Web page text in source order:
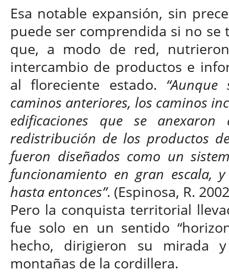
Esa notable expansión, sin
puede ser comprendida si no
que, a modo de red,
intercambio de productos e
al floreciente estado.
caminos anteriores, los caminos
edificaciones que se
redistribución de los productos
fueron diseñados como un
funcionamiento en gran escala,
hasta entonces”. (Espinosa, R.
Pero la conquista territorial
fue solo en un sentido
hecho, dirigieron su mirada
montañas de la cordillera.